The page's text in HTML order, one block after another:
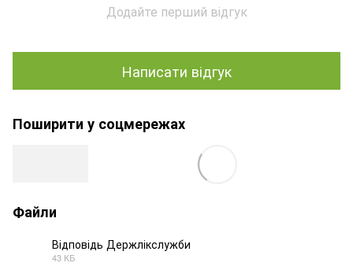
Додайте перший відгук
Написати відгук
Поширити у соцмережах
Файли
Відповідь Держлікслужби
43 КБ